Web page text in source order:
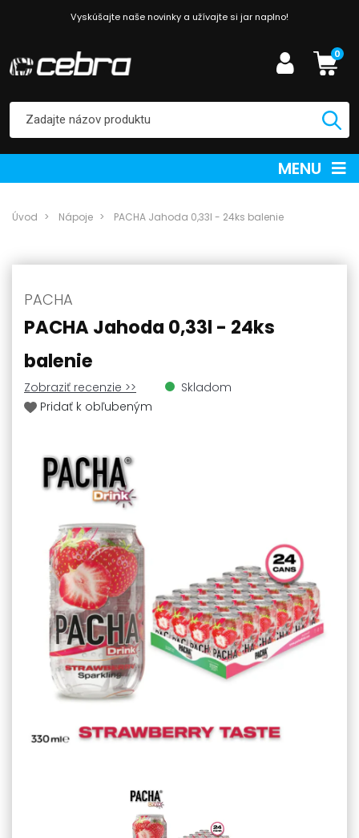
Vyskúšajte naše novinky a užívajte si jar naplno!
0
MENU
Úvod Nápoje PACHA Jahoda 0,33l - 24ks balenie
PACHA
PACHA Jahoda 0,33l - 24ks
balenie
Zobraziť recenzie >>
Skladom
Pridať k obľubeným